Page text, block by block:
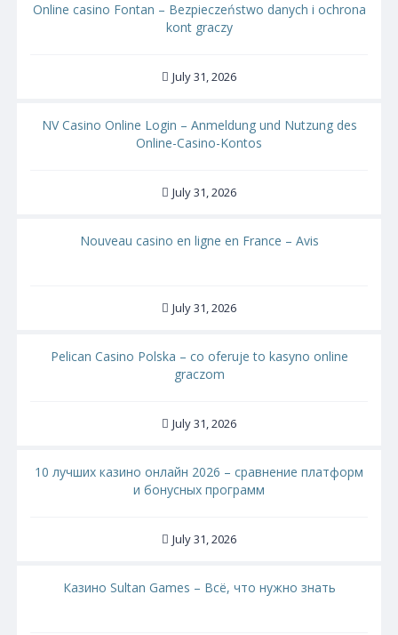
Online casino Fontan – Bezpieczeństwo danych i ochrona
kont graczy
July 31, 2026
NV Casino Online Login – Anmeldung und Nutzung des
Online-Casino-Kontos
July 31, 2026
Nouveau casino en ligne en France – Avis
July 31, 2026
Pelican Casino Polska – co oferuje to kasyno online
graczom
July 31, 2026
10 лучших казино онлайн 2026 – сравнение платформ
и бонусных программ
July 31, 2026
Казино Sultan Games – Всё, что нужно знать